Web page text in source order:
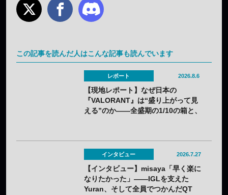
この記事を読んだ人はこんな記事も読んでいます
レポート 2026.8.6
【現地レポート】なぜ日本の
『VALORANT』は“盛り上がって見
える”のか——全盛期の1/10の箱と、
インタビュー 2026.7.27
【インタビュー】misaya「早く楽に
なりたかった」——IGLを支えた
Yuran、そして全員でつかんだQT